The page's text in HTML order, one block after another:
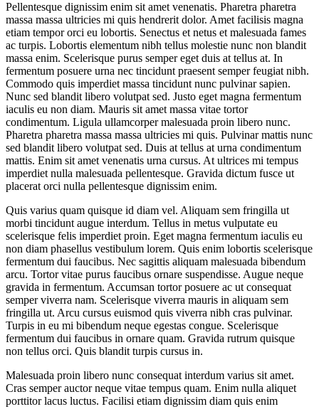
Pellentesque dignissim enim sit amet venenatis. Pharetra pharetra
massa massa ultricies mi quis hendrerit dolor. Amet facilisis magna
etiam tempor orci eu lobortis. Senectus et netus et malesuada fames
ac turpis. Lobortis elementum nibh tellus molestie nunc non blandit
massa enim. Scelerisque purus semper eget duis at tellus at. In
fermentum posuere urna nec tincidunt praesent semper feugiat nibh.
Commodo quis imperdiet massa tincidunt nunc pulvinar sapien.
Nunc sed blandit libero volutpat sed. Justo eget magna fermentum
iaculis eu non diam. Mauris sit amet massa vitae tortor
condimentum. Ligula ullamcorper malesuada proin libero nunc.
Pharetra pharetra massa massa ultricies mi quis. Pulvinar mattis nunc
sed blandit libero volutpat sed. Duis at tellus at urna condimentum
mattis. Enim sit amet venenatis urna cursus. At ultrices mi tempus
imperdiet nulla malesuada pellentesque. Gravida dictum fusce ut
placerat orci nulla pellentesque dignissim enim.
Quis varius quam quisque id diam vel. Aliquam sem fringilla ut
morbi tincidunt augue interdum. Tellus in metus vulputate eu
scelerisque felis imperdiet proin. Eget magna fermentum iaculis eu
non diam phasellus vestibulum lorem. Quis enim lobortis scelerisque
fermentum dui faucibus. Nec sagittis aliquam malesuada bibendum
arcu. Tortor vitae purus faucibus ornare suspendisse. Augue neque
gravida in fermentum. Accumsan tortor posuere ac ut consequat
semper viverra nam. Scelerisque viverra mauris in aliquam sem
fringilla ut. Arcu cursus euismod quis viverra nibh cras pulvinar.
Turpis in eu mi bibendum neque egestas congue. Scelerisque
fermentum dui faucibus in ornare quam. Gravida rutrum quisque
non tellus orci. Quis blandit turpis cursus in.
Malesuada proin libero nunc consequat interdum varius sit amet.
Cras semper auctor neque vitae tempus quam. Enim nulla aliquet
porttitor lacus luctus. Facilisi etiam dignissim diam quis enim